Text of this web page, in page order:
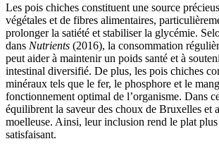
Les pois chiches constituent une source
végétales et de fibres alimentaires,
prolonger la satiété et stabiliser la glycémie.
dans Nutrients (2016), la consommation
peut aider à maintenir un poids santé et à
intestinal diversifié. De plus, les pois chiches
minéraux tels que le fer, le phosphore et le
fonctionnement optimal de l’organisme. Dans
équilibrent la saveur des choux de Bruxelles et
moelleuse. Ainsi, leur inclusion rend le plat
satisfaisant.